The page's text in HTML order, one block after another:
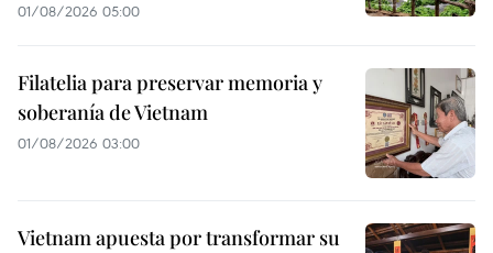
01/08/2026 05:00
Filatelia para preservar memoria y
soberanía de Vietnam
01/08/2026 03:00
Vietnam apuesta por transformar su